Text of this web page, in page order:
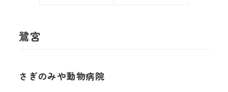
鷺宮
さぎのみや動物病院